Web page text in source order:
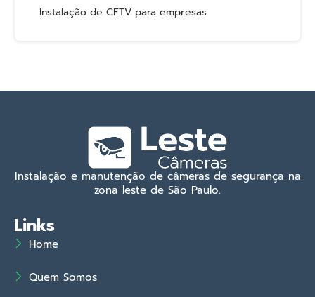
Instalação de CFTV para empresas
Instalação e manutenção de câmeras de segurança na
zona leste de São Paulo.
Links
Home
Quem Somos